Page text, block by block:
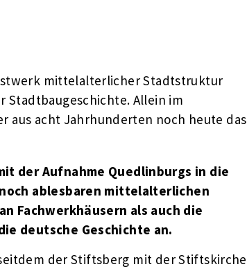
mittelalterlicher Stadtstruktur
Stadtbaugeschichte. Allein im
aus acht Jahrhunderten noch heute das
der Aufnahme Quedlinburgs in die
ablesbaren mittelalterlichen
Fachwerkhäusern als auch die
deutsche Geschichte an.
der Stiftsberg mit der Stiftskirche